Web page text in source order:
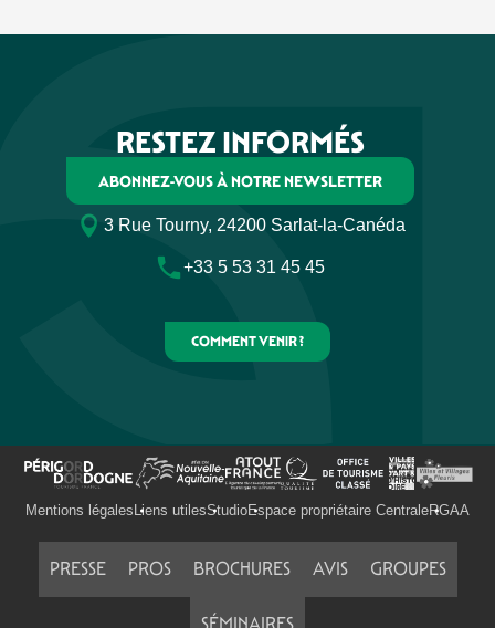
RESTEZ INFORMÉS
ABONNEZ-VOUS À NOTRE NEWSLETTER
3 Rue Tourny, 24200 Sarlat-la-Canéda
+33 5 53 31 45 45
COMMENT VENIR ?
Mentions légales Liens utilesStudioEspace propriétaire CentraleRGAA
PRESSE PROS BROCHURES AVIS GROUPES